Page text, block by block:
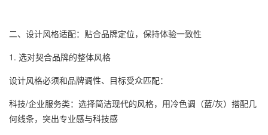
二、设计风格适配：贴合品牌定位，保持体验一致性
1. 选对契合品牌的整体风格
设计风格必须和品牌调性、目标受众匹配：
科技/企业服务类：选择简洁现代的风格，用冷色调（蓝/灰）搭配几
何线条，突出专业感与科技感